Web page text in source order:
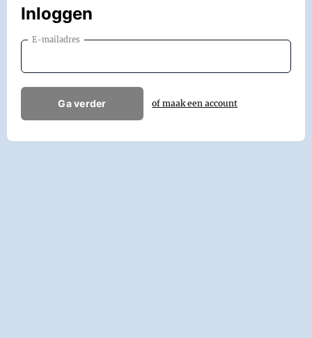
Inloggen
E-mailadres
Ga verder of maak een account